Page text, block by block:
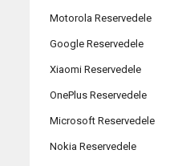
Motorola Reservedele
Google Reservedele
Xiaomi Reservedele
OnePlus Reservedele
Microsoft Reservedele
Nokia Reservedele